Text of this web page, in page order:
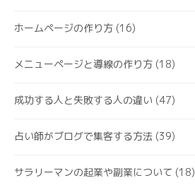
ホームページの作り方 (16)
メニューページと導線の作り方 (18)
成功する人と失敗する人の違い (47)
占い師がブログで集客する方法 (39)
サラリーマンの起業や副業について (18)